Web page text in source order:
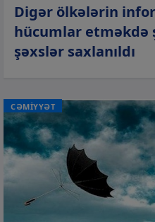
Digər ölkələrin
hücumlar etməkdə
şəxslər saxlanıldı
CƏMİYYƏT